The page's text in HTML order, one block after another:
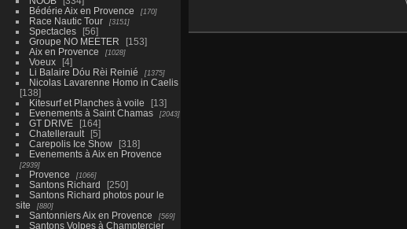
Bédérie Aix en Provence
170
Race Nautic Tour 3151
Spectacles
56
Groupe NO MEETER
153
Aix en Provence
1028
Voeux
4
Li Balaire Dóu Rèi Reinié
1375
Nicolas Lavarenne Homo in Caelis
138
Kitesurf et Planches à voile
13
Evenements à Saint Chamas
2043
GT DRIVE
164
Chatellerault
5
Carepolis Ice Show
318
Evenements à Aix en Provence
2939
Provence 1066
Santons Richard
250
Santons Richard photos pour le
site
880
Santonniers Aix en Provence 569
Santons Volpes à Champtercier